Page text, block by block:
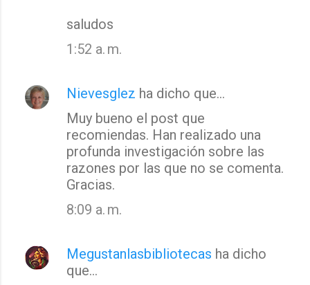
saludos
1:52 a. m.
Nievesglez ha dicho que…
Muy bueno el post que
recomiendas. Han realizado una
profunda investigación sobre las
razones por las que no se comenta.
Gracias.
8:09 a. m.
Megustanlasbibliotecas ha dicho
que…